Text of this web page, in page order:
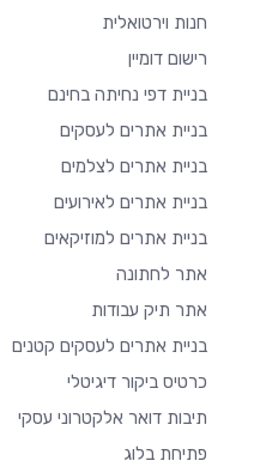
חנות וירטואלית
רישום דומיין
בניית דפי נחיתה בחינם
בניית אתרים לעסקים
בניית אתרים לצלמים
בניית אתרים לאירועים
בניית אתרים למוזיקאים
אתר לחתונה
אתר תיק עבודות
בניית אתרים לעסקים קטנים
כרטיס ביקור דיגיטלי
תיבות דואר אלקטרוני עסקי
פתיחת בלוג